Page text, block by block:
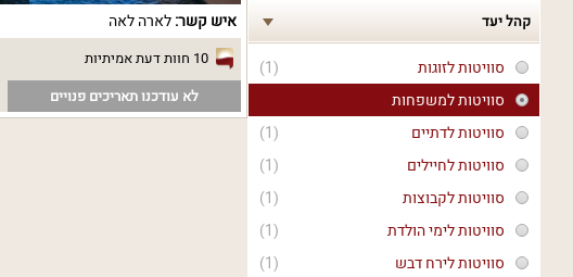
קהל יעד
(1)
סוויטות לזוגות
סוויטות למשפחות
(1)
סוויטות לדתיים
(1)
סוויטות לחיילים
(1)
סוויטות לקבוצות
(1)
סוויטות לימי הולדת
(1)
סוויטות לירח דבש
איש קשר:לארה לאה
10 חוות דעת אמיתיות
לא עודכנו תאריכים פנויים